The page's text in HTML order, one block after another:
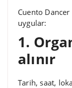
Cuento
uygular:
1.
alınır
Tarih, saat,